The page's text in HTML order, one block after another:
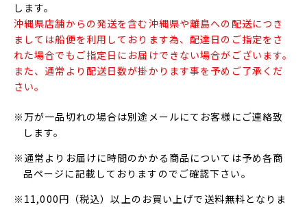
します。
沖縄県店舗からの発送を含む沖縄県や離島への配送につき
ましては船便を利用しております為、配達日のご指定をさ
れた場合でもご指定日にお届けできない場合がございます。
また、通常より配送日数が掛かります事を予めご了承くだ
さい。
※万が一品切れの場合は別途メールにてお客様にご連絡致
します。
※通常よりお届けに時間のかかる商品については予め各商
品ページに記載しておりますのでご確認下さい。
※11,000円（税込）以上のお買い上げで送料無料となりま